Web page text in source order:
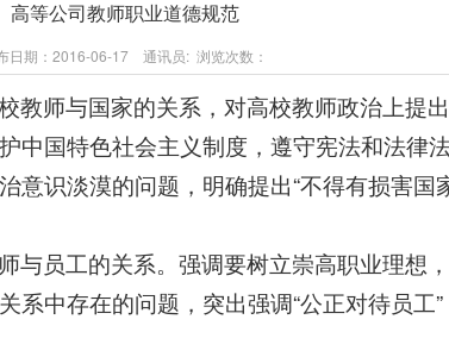
高等公司教师职业道德规范
日期：2016-06-17 通讯员: 浏览次数：
教师与国家的关系，对高校教师政治上提
中国特色社会主义制度，遵守宪法和法律
意识淡漠的问题，明确提出“不得有损害国
与员工的关系。强调要树立崇高职业理想
系中存在的问题，突出强调“公正对待员工